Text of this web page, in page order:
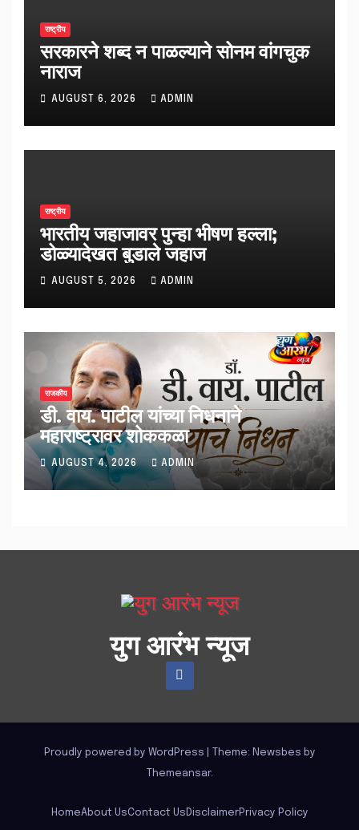
राष्ट्रीय
सरकारने शब्द न पाळल्याने सोनम वांगचुक
नाराज
AUGUST 6, 2026 ADMIN
राष्ट्रीय
भारतीय जहाजावर पुन्हा भीषण हल्ला;
डोळ्यादेखत बुडाले जहाज
AUGUST 5, 2026 ADMIN
राजकीय
डी. वाय. पाटील यांच्या निधनाने
महाराष्ट्रावर शोककळा
AUGUST 4, 2026 ADMIN
युग आरंभ न्यूज
Proudly powered by WordPress Theme: Newsbes by
Themeansar.
HomeAbout UsContact Us DisclaimerPrivacy Policy